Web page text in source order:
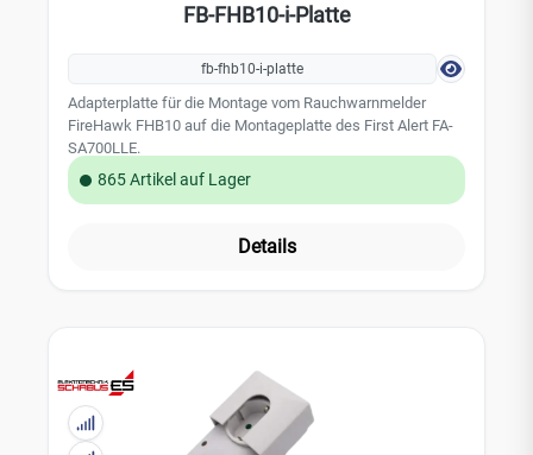
FB-FHB10-i-Platte
fb-fhb10-i-platte
Adapterplatte für die Montage vom Rauchwarnmelder
FireHawk FHB10 auf die Montageplatte des First Alert FA-
SA700LLE.
865 Artikel auf Lager
Details